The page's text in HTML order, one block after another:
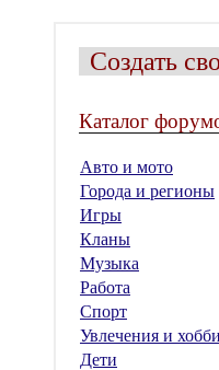
Создать
Каталог
Авто и мото
Города и регионы
Игры
Кланы
Музыка
Работа
Спорт
Увлечения и хобби
Дети